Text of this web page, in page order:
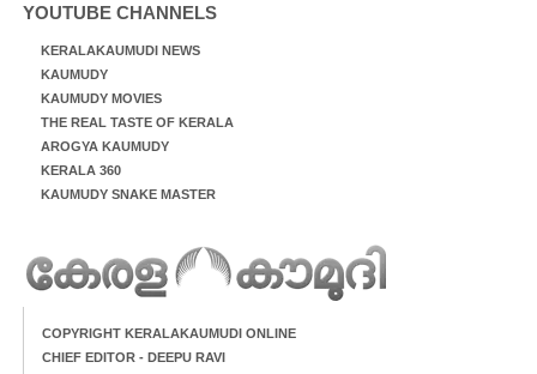
YOUTUBE CHANNELS
KERALAKAUMUDI NEWS
KAUMUDY
KAUMUDY MOVIES
THE REAL TASTE OF KERALA
AROGYA KAUMUDY
KERALA 360
KAUMUDY SNAKE MASTER
COPYRIGHT KERALAKAUMUDI ONLINE
CHIEF EDITOR - DEEPU RAVI